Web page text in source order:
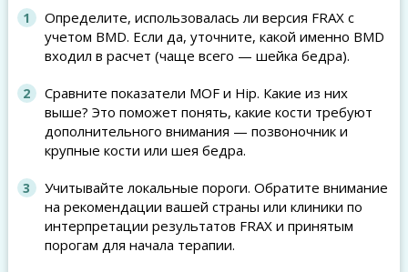
Определите, использовалась ли версия FRAX с
учетом BMD. Если да, уточните, какой именно BMD
входил в расчет (чаще всего — шейка бедра).
Сравните показатели MOF и Hip. Какие из них
выше? Это поможет понять, какие кости требуют
дополнительного внимания — позвоночник и
крупные кости или шея бедра.
Учитывайте локальные пороги. Обратите внимание
на рекомендации вашей страны или клиники по
интерпретации результатов FRAX и принятым
порогам для начала терапии.